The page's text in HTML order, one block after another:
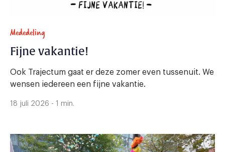
Mededeling
Fijne vakantie!
Ook Trajectum gaat er deze zomer even tussenuit. We
wensen iedereen een fijne vakantie.
18 juli 2026 - 1 min.